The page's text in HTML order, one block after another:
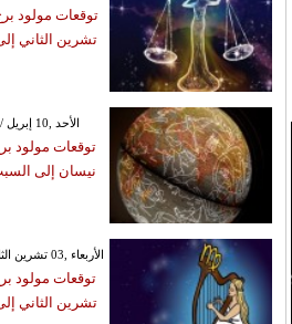
تشرين الثاني إلى الإثنين
GMT 09:26 2022 الأحد ,10 إبريل / نيسان
نيسان إلى السبت 16 نيسان أحداث
GMT 06:46 2021 الأربعاء ,03 تشرين الثاني / نوفمبر
تشرين الثاني إلى الإثنين